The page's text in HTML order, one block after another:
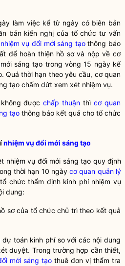
làm việc kể từ ngày có biên bản
bản kiến nghị của tổ chức tư vấn
vụ đổi mới sáng tạothông báo
để hoàn thiện hồ sơ và nộp về cơ
sáng tạo trong vòng 15 ngày kể
Quá thời hạn theo yêu cầu, cơ quan
tạo chấm dứt xem xét nhiệm vụ.
không đượcchấp thuận thìcơ quan
tạo thông báo kết quả cho tổ chức
nhiệm vụ đổi mới sáng tạo
nhiệm vụ đổi mới sáng tạo quy định
thời hạn 10 ngàycơ quan quản lý
chức thẩm định kinh phí nhiệm vụ
dung:
sơ của tổ chức chủ trì theo kết quả
toán kinh phí so với các nội dung
duyệt. Trong trường hợp cần thiết,
mới sáng tạo thuê đơn vị thẩm tra